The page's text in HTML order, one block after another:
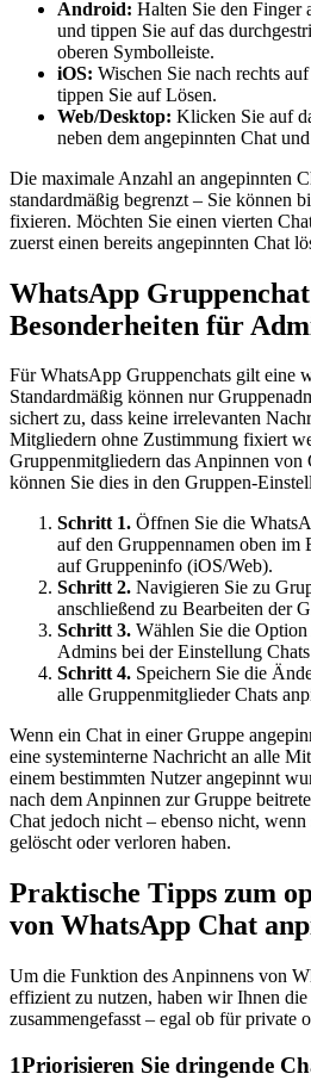
Android: Halten Sie den Finger
und tippen Sie auf das
oberen Symbolleiste.
iOS: Wischen Sie nach rechts
tippen Sie auf Lösen.
Web/Desktop: Klicken Sie auf
neben dem angepinnten Chat
Die maximale Anzahl an angepinnten
standardmäßig begrenzt – Sie können
fixieren. Möchten Sie einen vierten
zuerst einen bereits angepinnten Chat
WhatsApp
Besonderheiten für
Für WhatsApp Gruppenchats gilt eine
Standardmäßig können nur
sichert zu, dass keine irrelevanten
Mitgliedern ohne Zustimmung fixiert
Gruppenmitgliedern das Anpinnen von
können Sie dies in den Gruppen-
Schritt 1. Öffnen Sie die
auf den Gruppennamen oben
auf Gruppeninfo (iOS/Web).
Schritt 2. Navigieren Sie zu
anschließend zu Bearbeiten der
Schritt 3. Wählen Sie die
Admins bei der Einstellung
Schritt 4. Speichern Sie die
alle Gruppenmitglieder Chats
Wenn ein Chat in einer Gruppe
eine systeminterne Nachricht an alle
einem bestimmten Nutzer angepinnt
nach dem Anpinnen zur Gruppe
Chat jedoch nicht – ebenso nicht,
gelöscht oder verloren haben.
Praktische Tipps zum
von WhatsApp Chat
Um die Funktion des Anpinnens von
effizient zu nutzen, haben wir Ihnen die
zusammengefasst – egal ob für private
1Priorisieren Sie dringende